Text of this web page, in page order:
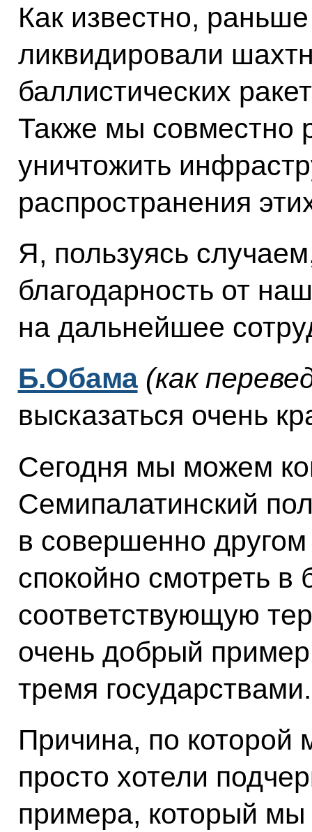
Как известно,
ликвидировали
баллистических
Также мы совместно
уничтожить
распространения
Я, пользуясь
благодарность от
на дальнейшее
Б.Обама (как
высказаться очень
Сегодня мы можем
Семипалатинский
в совершенно
спокойно смотреть в
соответствующую
очень добрый
тремя государствами.
Причина, по
просто хотели
примера, который